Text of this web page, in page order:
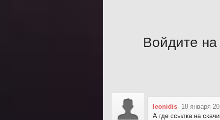
Войдите на
leonidis 18 января
А где ссылка на